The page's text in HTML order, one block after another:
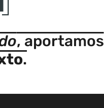
, aportamos
.